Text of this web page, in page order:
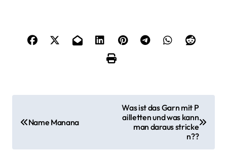
i
Name Manana
Was ist das Garn mit P
ailletten und was kann
man daraus stricke
n??